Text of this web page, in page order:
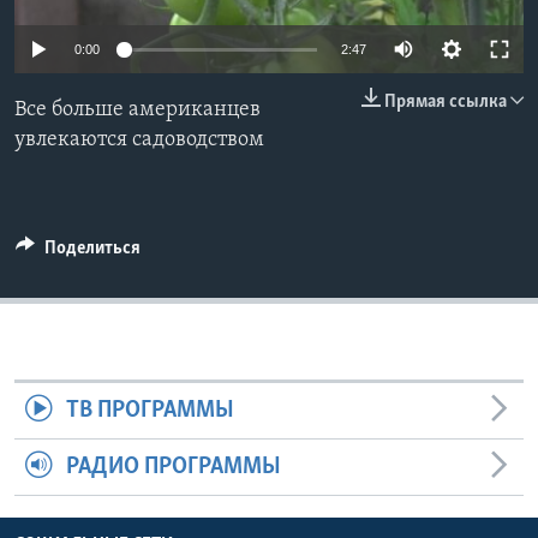
Learning English
СОЦИАЛЬНЫЕ СЕТИ
0:00 2:47
Прямая ссылка
Все больше американцев
увлекаются садоводством
Поделиться
ТВ ПРОГРАММЫ
РАДИО ПРОГРАММЫ